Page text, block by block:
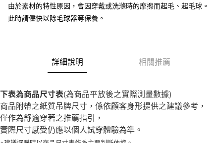
付款後全家取貨
每筆NT$65，滿NT$1,000(含以上)免運費
每筆NT$65，滿NT$1,000(含以上)免運費
付款後7-11取貨
宅配
每筆NT$150，滿NT$2,000(含以上)免運費
無印良品門市自取
由於素材的特性原因，會因穿戴或洗滌時的摩擦而起毛、起毛球。
此時請儘快以除毛球器等保養。
詳細說明 相關推薦
下表為商品尺寸表(為商品平放後之實際測量數據)
商品附帶之紙質吊牌尺寸，係依顧客身形提供之建議參考，
僅作為舒適穿著之推薦指引，
實際尺寸感受仍應以個人試穿體驗為準。